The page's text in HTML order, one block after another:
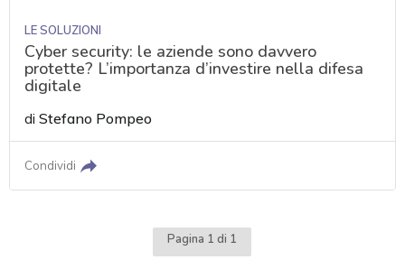
LE SOLUZIONI
Cyber security: le aziende sono davvero
protette? L’importanza d’investire nella difesa
digitale
diStefano Pompeo
Condividi
Pagina 1 di 1